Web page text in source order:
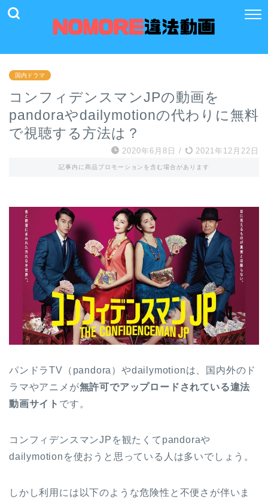
国内ドラマ
コンフィデンスマンJPの動画を
pandoraやdailymotionの代わりに無料
で視聴する方法は？
2020年6月8日 / 2021年12月22日
記事内に商品プロモーションを含む場合があります
パンドラTV（pandora）やdailymotionは、国内外のド
ラマやアニメが無許可でアップロードされている違法
動画サイト です。
コンフィデンスマンJPを観たくてpandoraや
dailymotionを使おうと思っている人は多いでしょう。
しかし利用には以下のような危険性と不便さが伴いま